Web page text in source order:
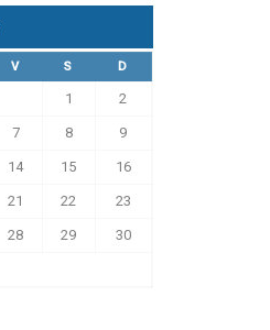
V S D
1 2
7 8 9
14 15 16
21 22 23
28 29 30